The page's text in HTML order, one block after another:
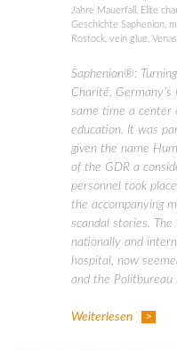
Jahre Mauerfall , Elite
Geschichte Saphenion,
Rostock, vein glue,
Saphenion®:
Charité,
same time a center
education. It was
given the name
of the GDR a
personnel took
the accompanying
scandal stories.
nationally and
hospital, now
and the Politbureau
Weiterlesen